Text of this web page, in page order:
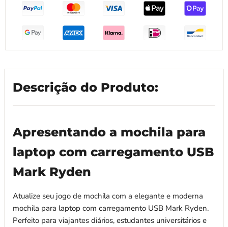
Descrição do Produto:
Apresentando a mochila para
laptop com carregamento USB
Mark Ryden
Atualize seu jogo de mochila com a elegante e moderna
mochila para laptop com carregamento USB Mark Ryden.
Perfeito para viajantes diários, estudantes universitários e